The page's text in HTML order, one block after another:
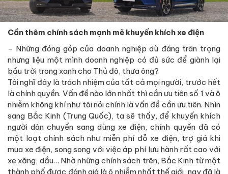
Cần thêm chính sách mạnh mẽ khuyến khích xe điện
- Những đóng góp của doanh nghiệp dù đáng trân trọng
nhưng liệu một mình doanh nghiệp có đủ sức để giành lại
bầu trời trong xanh cho Thủ đô, thưa ông?
Tôi nghĩ đây là trách nhiệm của tất cả mọi người, trước hết
là chính quyền. Vấn đề nào lớn nhất thì cần ưu tiên số 1 và ô
nhiễm không khí như tôi nói chính là vấn đề cần ưu tiên. Nhìn
sang Bắc Kinh (Trung Quốc), ta sẽ thấy, để khuyến khích
người dân chuyển sang dùng xe điện, chính quyền đã có
một loạt chính sách như miễn phí đỗ xe điện, trợ giá khi
mua xe điện, song song với việc áp phí lưu hành rất cao với
xe xăng, dầu… Nhờ những chính sách trên, Bắc Kinh từ một
thành phố được đánh giá là ô nhiễm nhất thế giới, nay đã là